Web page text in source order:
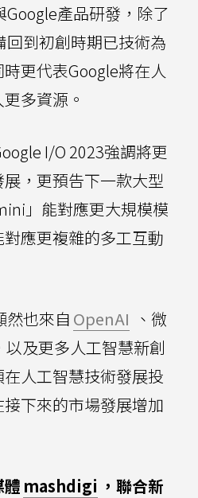
產品研發，除了
回到初創時期已技術為
更代表Google將在人
多資源。
I/O 2023強調將更
，更預告下一款大型
」能對應更大規模模
應更複雜的多工互動
然也來自 OpenAI 、微
及更多人工智慧新創
人工智慧技術發展投
下來的市場發展增加
體 mashdigi ，聯合新